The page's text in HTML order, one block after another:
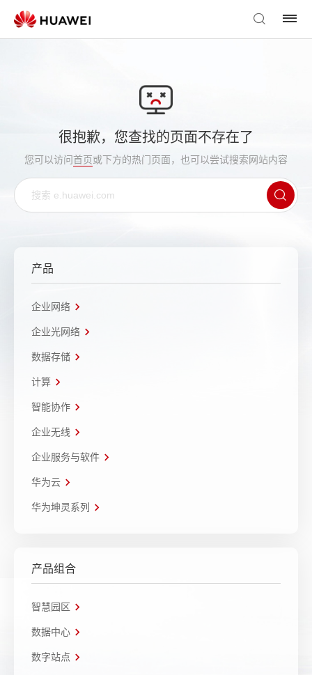
很抱歉，您查找的页面不存在了
您可以访问首页或下方的热门页面，也可以尝试搜索网站内容
产品
企业网络
企业光网络
数据存储
计算
智能协作
企业无线
企业服务与软件
华为云
华为坤灵系列
产品组合
智慧园区
数据中心
数字站点